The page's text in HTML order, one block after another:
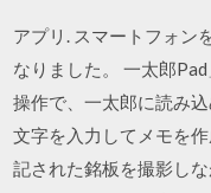
アプリ. スマートフォン
なりました。 一太郎
操作で、一太郎に読み
文字を入力してメモを
記された銘板を撮影し